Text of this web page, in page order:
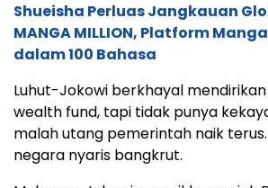
Shueisha Perluas Jangkauan
MANGA MILLION, Platform
dalam 100 Bahasa
Luhut-Jokowi berkhayal
wealth fund, tapi tidak punya
malah utang pemerintah naik
negara nyaris bangkrut.